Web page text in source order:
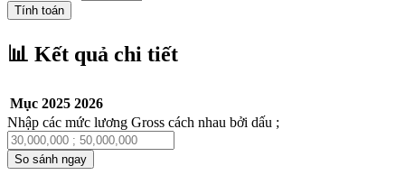
Tính toán
📊 Kết quả chi tiết
Mục 2025 2026
Nhập các mức lương Gross cách nhau bởi dấu ;
So sánh ngay